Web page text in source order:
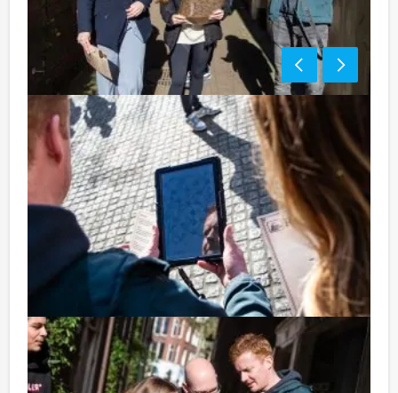
Tip:
Niet telkens uw knip hoeven trekken om uw drankje af
te rekenen? Voor € 13,50 per persoon per uur (excl.
BTW) kunt u gebruikmaken van het drankarrangement,
waarbij u onbeperkt kunt genieten van bier, fris,
huiswijn, koffie en thee. En… zo komt u ook achteraf
niet voor verrassingen te staan!
Reservering voor kleinere groepen:
Komt u niet aan het minimale aantal deelnemers voor
deze activiteit? Als u bereid bent voor het minimale
aantal te betalen, kunt u ook gewoon voor minder
personen boeken!